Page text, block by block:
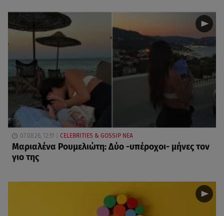
07.08.26, 12:51 CELEBRITIES & GOSSIP ΝΕΑ
Μαριαλένα Ρουμελιώτη: Δύο -υπέροχοι- μήνες τον
γιο της